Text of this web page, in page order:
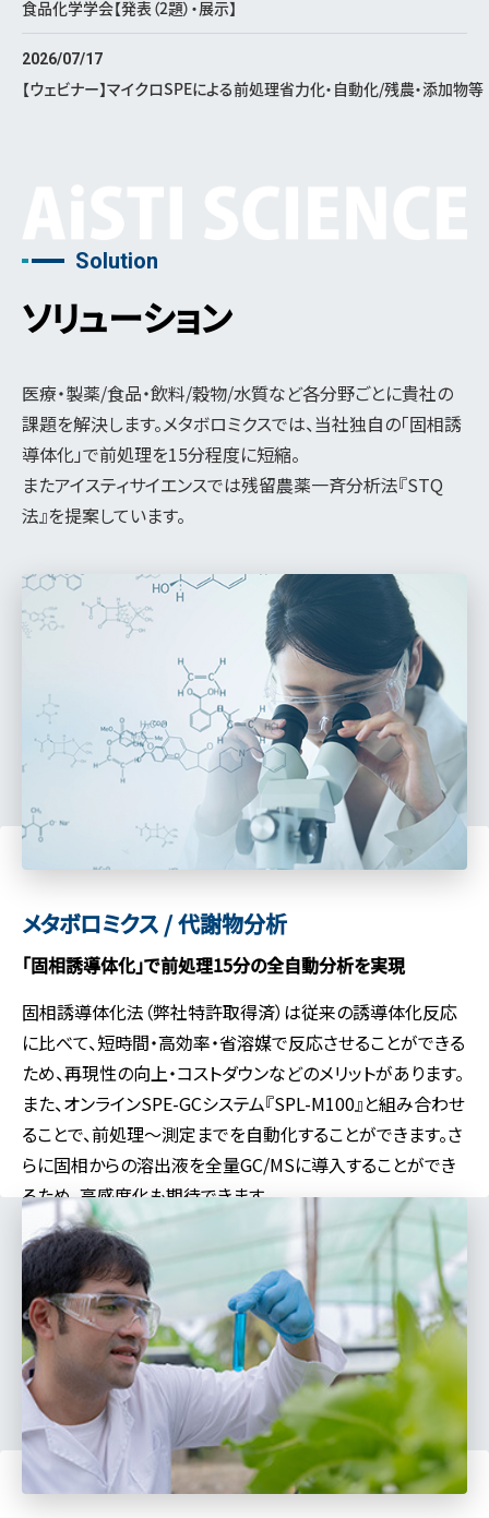
食品化学学会【発表（2題）・展示】
2026/07/17
【ウェビナー】マイクロSPEによる前処理省力化・自動化/残農・添加物等
Solution
ソリューション
医療・製薬/食品・飲料/穀物/水質など各分野ごとに貴社の
課題を解決します。メタボロミクスでは、当社独自の「固相誘
導体化」で前処理を15分程度に短縮。
またアイスティサイエンスでは残留農薬一斉分析法『STQ
法』を提案しています。
メタボロミクス / 代謝物分析
「固相誘導体化」で前処理15分の全自動分析を実現
固相誘導体化法（弊社特許取得済）は従来の誘導体化反応
に比べて、短時間・高効率・省溶媒で反応させることができる
ため、再現性の向上・コストダウンなどのメリットがあります。
また、オンラインSPE-GCシステム『SPL-M100』と組み合わせ
ることで、前処理～測定までを自動化することができます。さ
らに固相からの溶出液を全量GC/MSに導入することができ
るため、高感度化も期待できます。
対応分野
食品
製薬 バイオ